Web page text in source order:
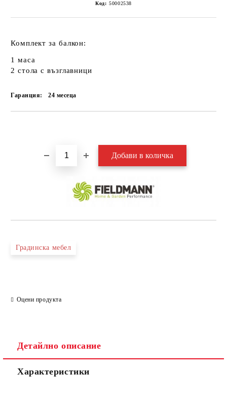
Код: 50002538
Комплект за балкон:
1 маса
2 стола с възглавници
Гаранция: 24 месеца
Градинска мебел
Оцени продукта
Детайлно описание
Характеристики